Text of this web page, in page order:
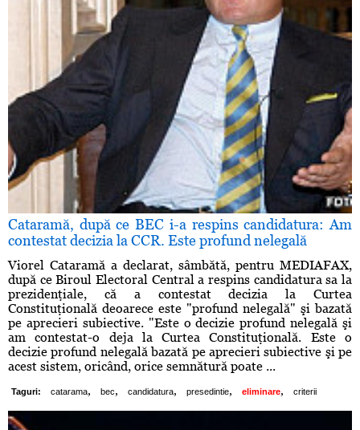
Cataramă, după ce BEC i-a respins candidatura: Am
contestat decizia la CCR. Este profund nelegală
Viorel Cataramă a declarat, sâmbătă, pentru MEDIAFAX,
după ce Biroul Electoral Central a respins candidatura sa la
prezidenţiale, că a contestat decizia la Curtea
Constituţională deoarece este "profund nelegală" şi bazată
pe aprecieri subiective. "Este o decizie profund nelegală şi
am contestat-o deja la Curtea Constituţională. Este o
decizie profund nelegală bazată pe aprecieri subiective şi pe
acest sistem, oricând, orice semnătură poate ...
Taguri: catarama, bec, candidatura, presedintie, eliminare, criterii